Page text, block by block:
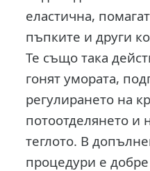
еластична,
пъпките и други
Те също така
гонят умората,
регулирането на
потоотделянето и
теглото. В
процедури е